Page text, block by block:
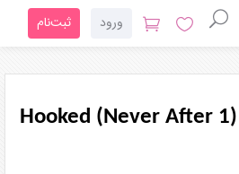
ورود ثبت‌نام
Hooked (Never After 1)